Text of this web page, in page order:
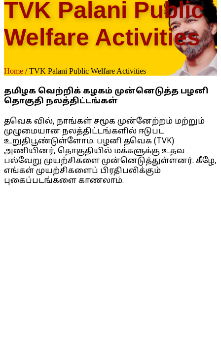
TVK Palani Public
Welfare Activities
Home / TVK Palani Public Welfare Activities
தமிழக வெற்றிக் கழகம் முன்னெடுத்த பழனி
தொகுதி நலத்திட்டங்கள்
தவெக வில், நாங்கள் சமூக முன்னேற்றம் மற்றும்
முழுமையான நலத்திட்டங்களில் ஈடுபட
உறுதிபூண்டுள்ளோம். பழனி தவெக (TVK)
அணியினர், தொகுதியில் மக்களுக்கு உதவ
பல்வேறு முயற்சிகளை முன்னெடுத்துள்ளனர். கீழே,
எங்கள் முயற்சிகளைப் பிரதிபலிக்கும்
புகைப்படங்களை காணலாம்.